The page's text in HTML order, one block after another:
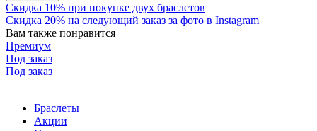
Скидка 10% при покупке двух браслетов
Скидка 20% на следующий заказ за фото в Instagram
Вам также понравится
Премиум
Под заказ
Под заказ
Браслеты
Акции